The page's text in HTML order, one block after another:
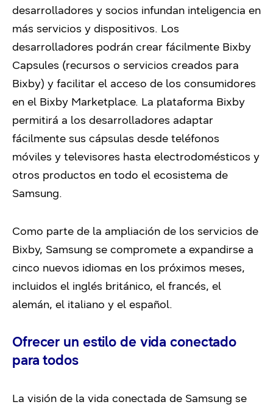
desarrolladores y socios infundan inteligencia en
más servicios y dispositivos. Los
desarrolladores podrán crear fácilmente Bixby
Capsules (recursos o servicios creados para
Bixby) y facilitar el acceso de los consumidores
en el Bixby Marketplace. La plataforma Bixby
permitirá a los desarrolladores adaptar
fácilmente sus cápsulas desde teléfonos
móviles y televisores hasta electrodomésticos y
otros productos en todo el ecosistema de
Samsung.
Como parte de la ampliación de los servicios de
Bixby, Samsung se compromete a expandirse a
cinco nuevos idiomas en los próximos meses,
incluidos el inglés británico, el francés, el
alemán, el italiano y el español.
Ofrecer un estilo de vida conectado
para todos
La visión de la vida conectada de Samsung se